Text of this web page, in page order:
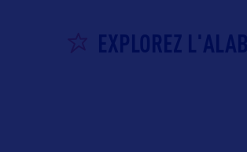
EXPLOREZ